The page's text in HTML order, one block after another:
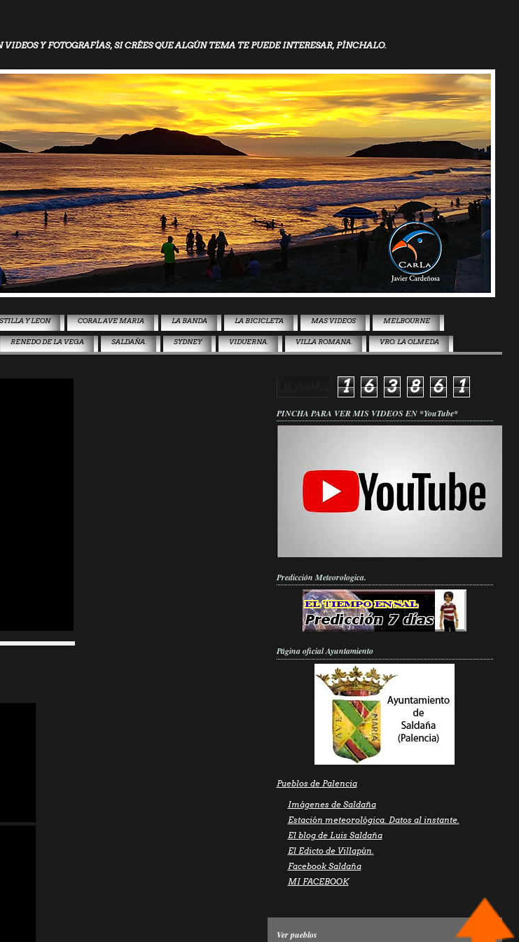
Y FOTOGRAFÍAS, SI CRÉES QUE ALGÚN TEMA TE PUEDE INTERESAR, PÍNCHALO.
Y LEON CORAL AVE MARIA LA BANDA LA BICICLETA MAS VIDEOS MELBOURNE
RENEDO DE LA VEGA SALDAÑA. SYDNEY VIDUERNA. VILLA ROMANA. VRO. LA OLMEDA
1 6 3 8 6 1
PINCHA PARA VER MIS VIDEOS EN *YouTube*
Predicción Meteorologica.
Página oficial Ayuntamiento
Pueblos de Palencia
Imágenes de Saldaña
Estación meteorológica. Datos al instante.
El blog de Luis Saldaña
El Edicto de Villapún.
Facebook Saldaña
MI FACEBOOK
Ver pueblos